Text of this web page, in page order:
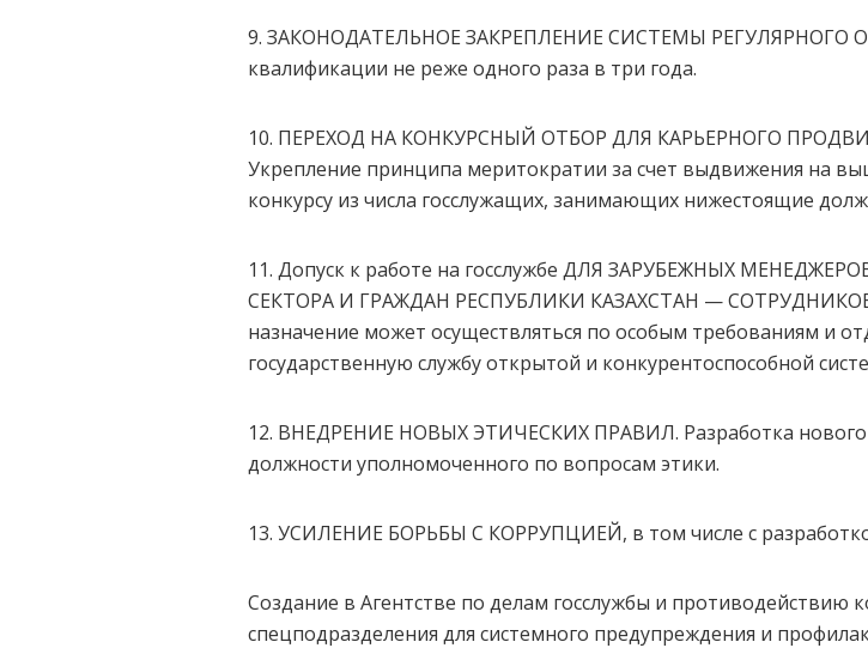
9. ЗАКОНОДАТЕЛЬНОЕ ЗАКРЕПЛЕНИЕ СИСТЕМЫ РЕГУЛЯРНОГО
квалификации не реже одного раза в три года.
10. ПЕРЕХОД НА КОНКУРСНЫЙ ОТБОР ДЛЯ КАРЬЕРНОГО
Укрепление принципа меритократии за счет выдвижения на
конкурсу из числа госслужащих, занимающих нижестоящие
11. Допуск к работе на госслужбе ДЛЯ ЗАРУБЕЖНЫХ
СЕКТОРА И ГРАЖДАН РЕСПУБЛИКИ КАЗАХСТАН —
назначение может осуществляться по особым требованиям и
государственную службу открытой и конкурентоспособной
12. ВНЕДРЕНИЕ НОВЫХ ЭТИЧЕСКИХ ПРАВИЛ. Разработка нового
должности уполномоченного по вопросам этики.
13. УСИЛЕНИЕ БОРЬБЫ С КОРРУПЦИЕЙ, в том числе с
Создание в Агентстве по делам госслужбы и противодействию
спецподразделения для системного предупреждения и